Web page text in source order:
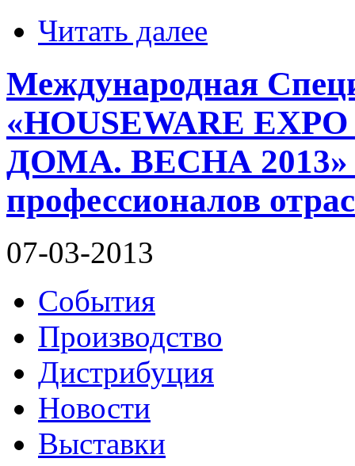
Читать далее
Международная
«HOUSEWARE
ДОМА. ВЕСНА 2013» -
профессионалов
07-03-2013
События
Производство
Дистрибуция
Новости
Выставки